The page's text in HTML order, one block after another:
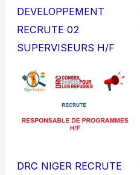
DEVELOPPEMENT
RECRUTE 02
SUPERVISEURS H/F
DRC NIGER RECRUTE